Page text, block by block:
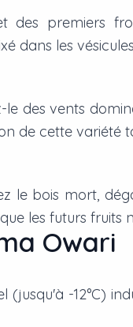
des premiers
dans les
des vents
de cette variété
le bois mort,
les futurs fruits
Owari
(jusqu'à -12°C)